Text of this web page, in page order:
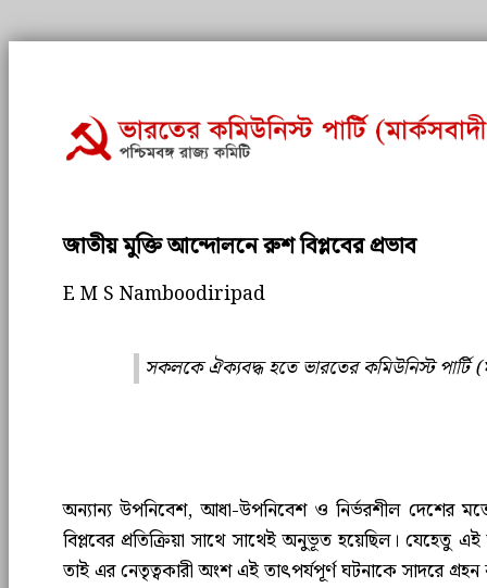
জাতীয় মুক্তি আন্দোলনে রুশ বিপ্লবের প্রভাব
E M S Namboodiripad
সকলকে ঐক্যবদ্ধ হতে ভারতের কমিউনিস্ট পার্টি
অন্যান্য উপনিবেশ, আধা-উপনিবেশ ও নির্ভরশীল দেশের
বিপ্লবের প্রতিক্রিয়া সাথে সাথেই অনুভূত হয়েছিল।
তাই এর নেতৃত্বকারী অংশ এই তাৎপর্যপূর্ণ ঘটনাকে সাদরে